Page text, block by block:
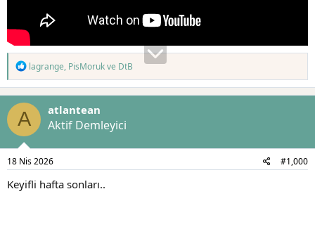
T
p
k
l
e
r
lagrange, PisMorukve DtB
A atlantean
Aktif Demleyici
18 Nis 2026 #1,000
Keyifli hafta sonları..